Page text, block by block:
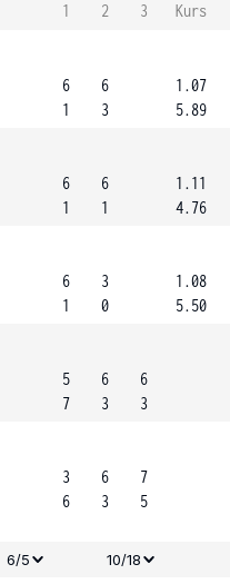
1 2 3
Kurs
6
1
6
3
1.07
5.89
6
1
6
1
1.11
4.76
6
1
3
0
1.08
5.50
5
7
6
3
6
3
3
6
6
3
7
5
6/5
10/18